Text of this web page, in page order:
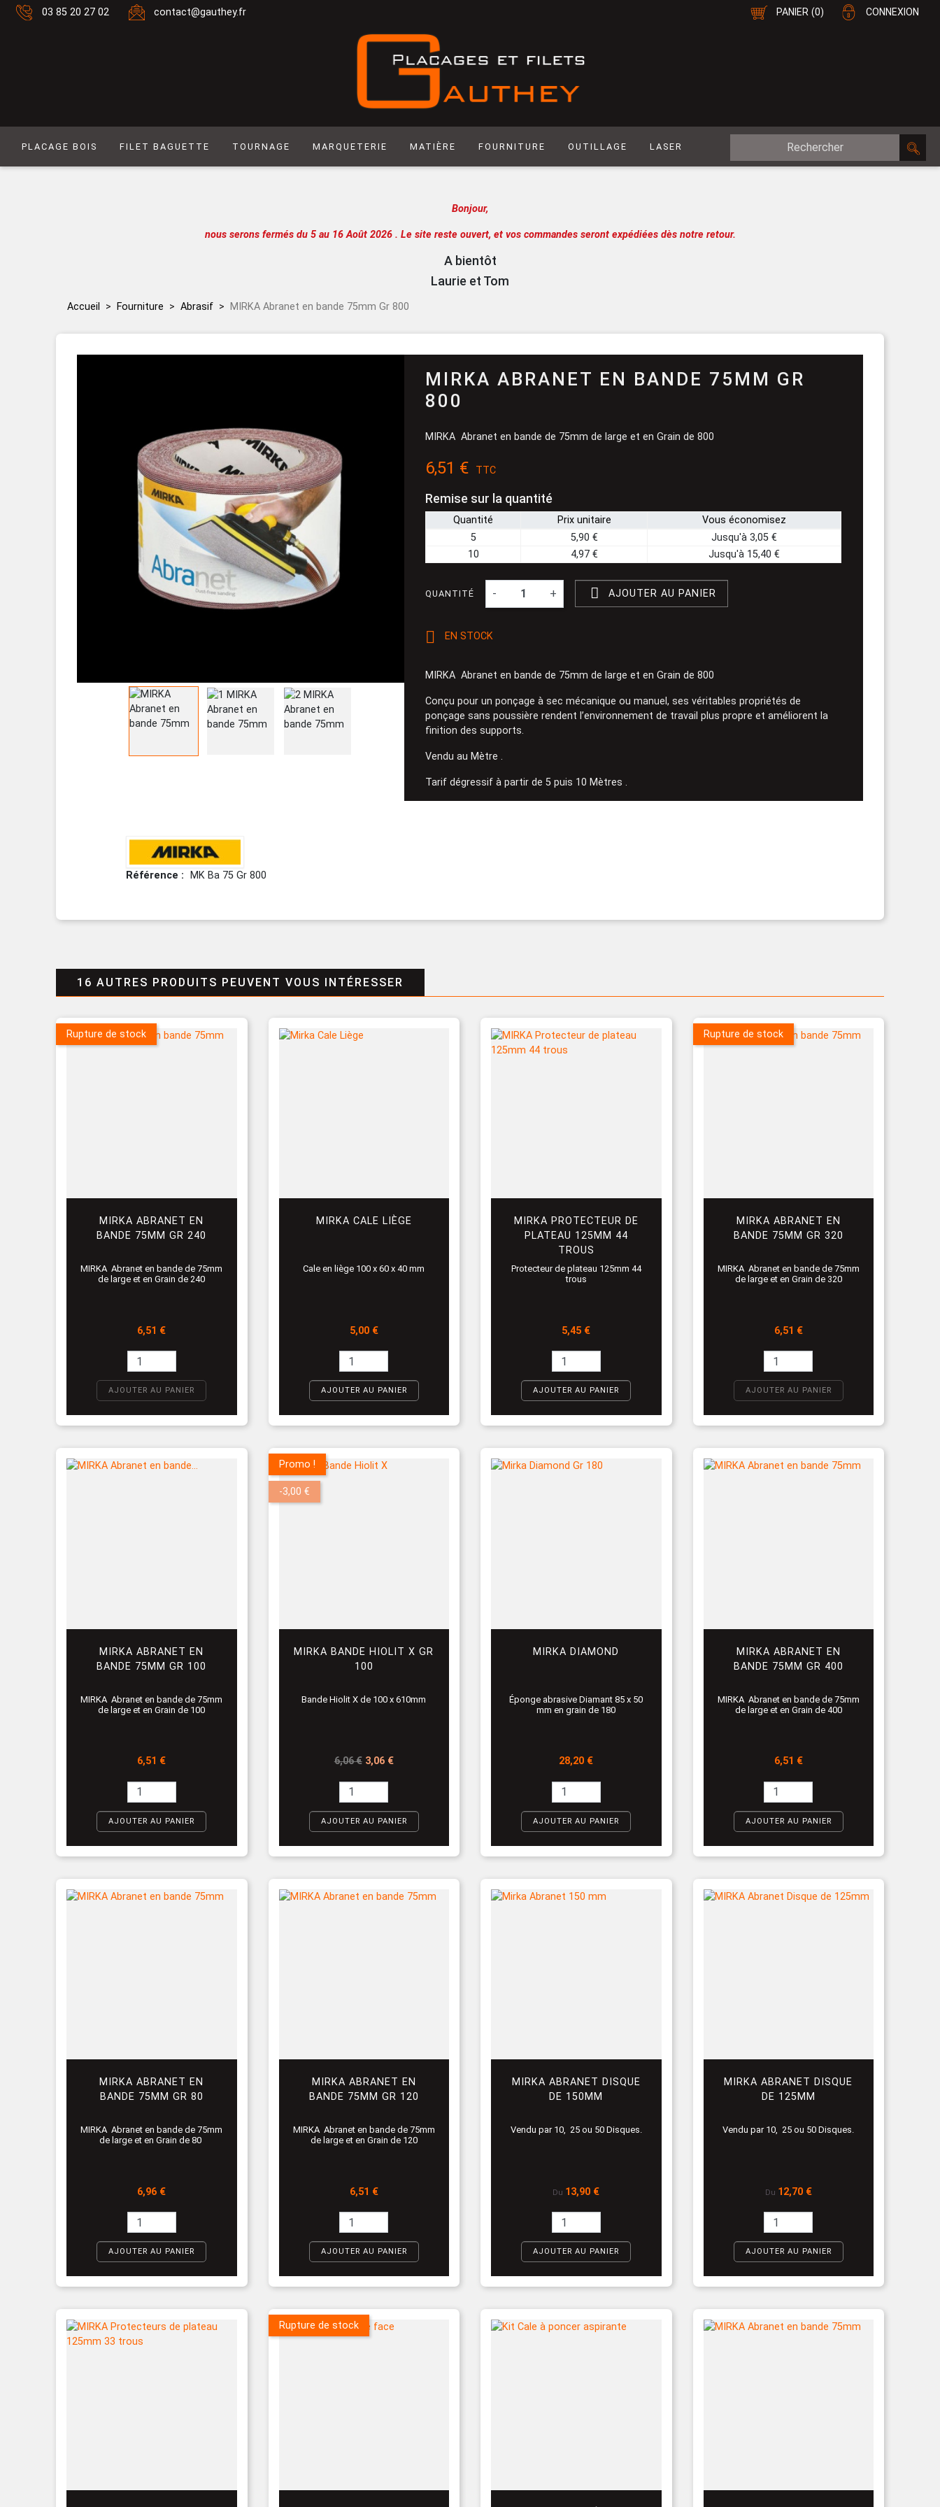
03 85 20 27 02 contact@gauthey.fr CONNEXION
PANIER (0)
PLACAGE BOIS
Lot de placages
FILET BAGUETTE TOURNAGE MARQUETERIE MATIÈRE
Laser
FOURNITURE
Colle
Produit de Finition
Panneau support
Papier
OUTILLAGE
Racloir
LASER
Placage Double-Face
Bonjour,
nous serons fermés du 5 au 16 Août 2026 . Le site reste ouvert, et vos commandes seront expédiées dès notre retour.
A bientôt
Laurie et Tom
Accueil Fourniture Abrasif MIRKA Abranet en bande 75mm Gr 800
MIRKA ABRANET EN BANDE 75MM GR
800
MIRKA Abranet en bande de 75mm de large et en Grain de 800
6,51 € TTC
Remise sur la quantité
Quantité Prix unitaire
Vous économisez
5
5,90 €
Jusqu'à 3,05 €
10
4,97 € Jusqu'à 15,40 €
QUANTITÉ - +  AJOUTER AU PANIER
 EN STOCK
MIRKA Abranet en bande de 75mm de large et en Grain de 800
Conçu pour un ponçage à sec mécanique ou manuel, ses véritables propriétés de
ponçage sans poussière rendent l’environnement de travail plus propre et améliorent la
finition des supports.
Vendu au Mètre .
Tarif dégressif à partir de 5 puis 10 Mètres .
Référence MK Ba 75 Gr 800
16 AUTRES PRODUITS PEUVENT VOUS INTÉRESSER
MIRKA ABRANET EN
BANDE 75MM GR 240
MIRKA Abranet en bande de 75mm
de large et en Grain de 240
Prix
6,51 €
AJOUTER AU PANIER
Rupture de stock
MIRKA CALE LIÈGE
Cale en liège 100 x 60 x 40 mm
Prix
5,00 €
AJOUTER AU PANIER
MIRKA PROTECTEUR DE
PLATEAU 125MM 44
TROUS
Protecteur de plateau 125mm 44
trous
Prix
5,45 €
AJOUTER AU PANIER
MIRKA ABRANET EN
BANDE 75MM GR 320
MIRKA Abranet en bande de 75mm
de large et en Grain de 320
Prix
6,51 €
AJOUTER AU PANIER
Rupture de stock
MIRKA ABRANET EN
BANDE 75MM GR 100
MIRKA Abranet en bande de 75mm
de large et en Grain de 100
Prix
6,51 €
AJOUTER AU PANIER
MIRKA BANDE HIOLIT X GR
100
Bande Hiolit X de 100 x 610mm
Prix de base
6,06 € Prix
3,06 €
AJOUTER AU PANIER
Promo !
-3,00 €
MIRKA DIAMOND
Éponge abrasive Diamant 85 x 50
mm en grain de 180
Prix
28,20 €
AJOUTER AU PANIER
MIRKA ABRANET EN
BANDE 75MM GR 400
MIRKA Abranet en bande de 75mm
de large et en Grain de 400
Prix
6,51 €
AJOUTER AU PANIER
MIRKA ABRANET EN
BANDE 75MM GR 80
MIRKA Abranet en bande de 75mm
de large et en Grain de 80
Prix
6,96 €
AJOUTER AU PANIER
MIRKA ABRANET EN
BANDE 75MM GR 120
MIRKA Abranet en bande de 75mm
de large et en Grain de 120
Prix
6,51 €
AJOUTER AU PANIER
MIRKA ABRANET DISQUE
DE 150MM
Vendu par 10, 25 ou 50 Disques.
Du Prix
13,90 €
AJOUTER AU PANIER
MIRKA ABRANET DISQUE
DE 125MM
Vendu par 10, 25 ou 50 Disques.
Du Prix
12,70 €
AJOUTER AU PANIER
Rupture de stock